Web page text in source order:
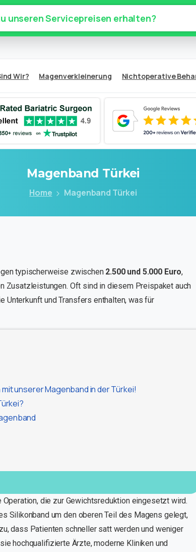
unseren Servicepreisen erhalten?
Wir? Magenverkleinerung Nichtoperative
Magenband Türkei
Home Magenband Türkei
typischerweise zwischen 2.500 und 5.000 Euro,
Zusatzleistungen. Oft sind in diesem Preispaket auch
Unterkunft und Transfers enthalten, was für
unserer Magenband in der Türkei!
die zur Gewichtsreduktion eingesetzt wird.
Silikonband um den oberen Teil des Magens gelegt,
dass Patienten schneller satt werden und weniger
hochqualifizierte Ärzte, moderne Kliniken und